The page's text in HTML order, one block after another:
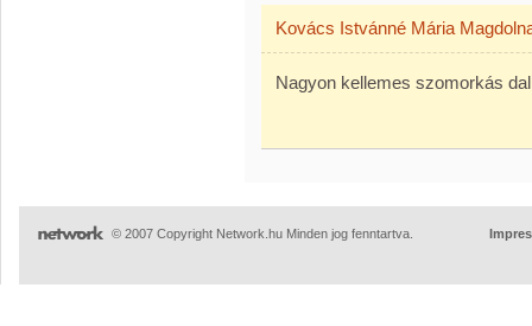
Kovács Istvánné Mária
Nagyon kellemes szomorkás
© 2007 Copyright Network.hu Minden jog fenntartva.